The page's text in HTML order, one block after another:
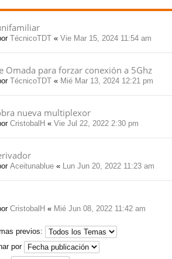
se e
TécnicoTDT « Vie Mar 15, 2024 11:54 am
Omada para forzar conexión a 5Ghz
TécnicoTDT « Mié Mar 13, 2024 12:21 pm
nueva multiplexor
CristobalH « Vie Jul 22, 2022 2:30 pm
Aceitunablue « Lun Jun 20, 2022 11:23 am
CristobalH « Mié Jun 08, 2022 11:42 am
previos:
por